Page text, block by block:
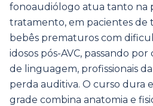
fonoaudiólogo atua tanto na
tratamento, em pacientes de
bebês prematuros com
idosos pós-AVC, passando
de linguagem, profissionais
perda auditiva. O curso dura
grade combina anatomia e